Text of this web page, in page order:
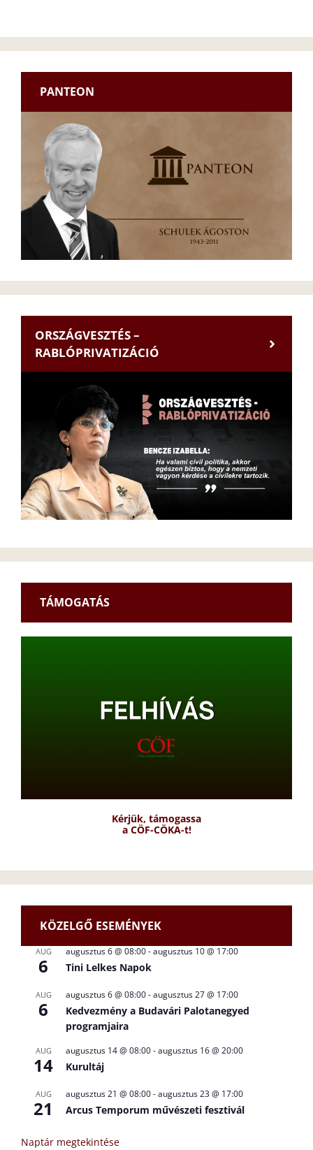
PANTEON
ORSZÁGVESZTÉS –
RABLÓPRIVATIZÁCIÓ
TÁMOGATÁS
Kérjük, támogassa
a CÖF-CÖKA-t!
KÖZELGŐ ESEMÉNYEK
AUG
6
augusztus 6 @ 08:00-augusztus 10 @ 17:00
Tini Lelkes Napok
AUG
6
augusztus 6 @ 08:00-augusztus 27 @ 17:00
Kedvezmény a Budavári Palotanegyed
programjaira
AUG
14
augusztus 14 @ 08:00-augusztus 16 @ 20:00
Kurultáj
AUG
21
augusztus 21 @ 08:00-augusztus 23 @ 17:00
Arcus Temporum művészeti fesztivál
Naptár megtekintése